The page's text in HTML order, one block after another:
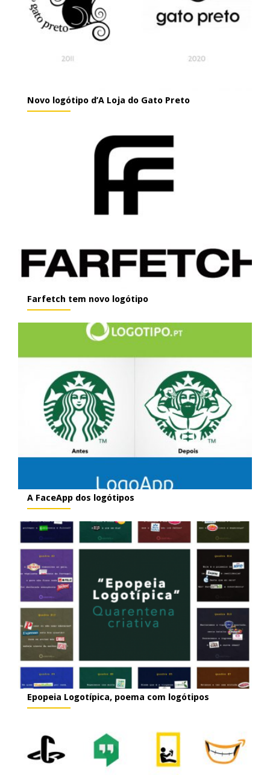
Novo logótipo d’A Loja do Gato Preto
Farfetch tem novo logótipo
A FaceApp dos logótipos
Epopeia Logotípica, poema com logótipos